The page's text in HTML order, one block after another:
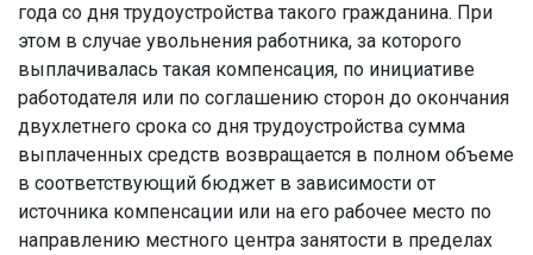
года со дня трудоустройства такого гражданина. При
этом в случае увольнения работника, за которого
выплачивалась такая компенсация, по инициативе
работодателя или по соглашению сторон до окончания
двухлетнего срока со дня трудоустройства сумма
выплаченных средств возвращается в полном объеме
в соответствующий бюджет в зависимости от
источника компенсации или на его рабочее место по
направлению местного центра занятости в пределах